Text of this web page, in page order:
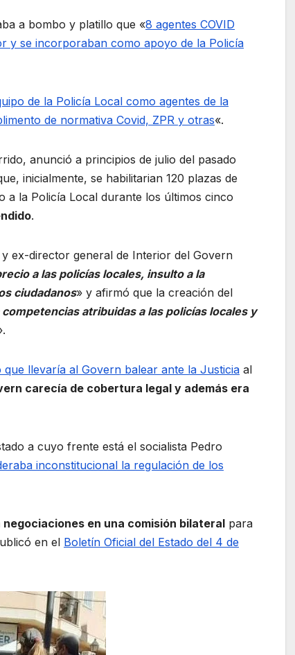
a bombo y platillo que «8 agentes COVID
y se incorporaban como apoyo de la Policía
de la Policía Local como agentes de la
de normativa Covid, ZPR y otras«.
anunció a principios de julio del pasado
inicialmente, se habilitarian 120 plazas de
a la Policía Local durante los últimos cinco
.
y ex-director general de Interior del Govern
a las policías locales, insulto a la
ciudadanos» y afirmó que la creación del
competencias atribuidas a las policías locales y
que llevaría al Govern balear ante la Justicia al
carecía de cobertura legal y además era
a cuyo frente está el socialista Pedro
inconstitucional la regulación de los
negociaciones en una comisión bilateral para
en el Boletín Oficial del Estado del 4 de